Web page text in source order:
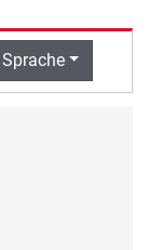
Sprache